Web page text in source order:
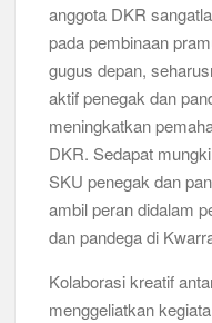
anggota DKR
pada pembinaan
gugus depan,
aktif penegak dan
meningkatkan
DKR. Sedapat
SKU penegak dan
ambil peran didalam
dan pandega di
Kolaborasi kreatif
menggeliatkan